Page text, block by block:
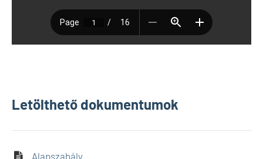
Letölthető dokumentumok
Alapszabály